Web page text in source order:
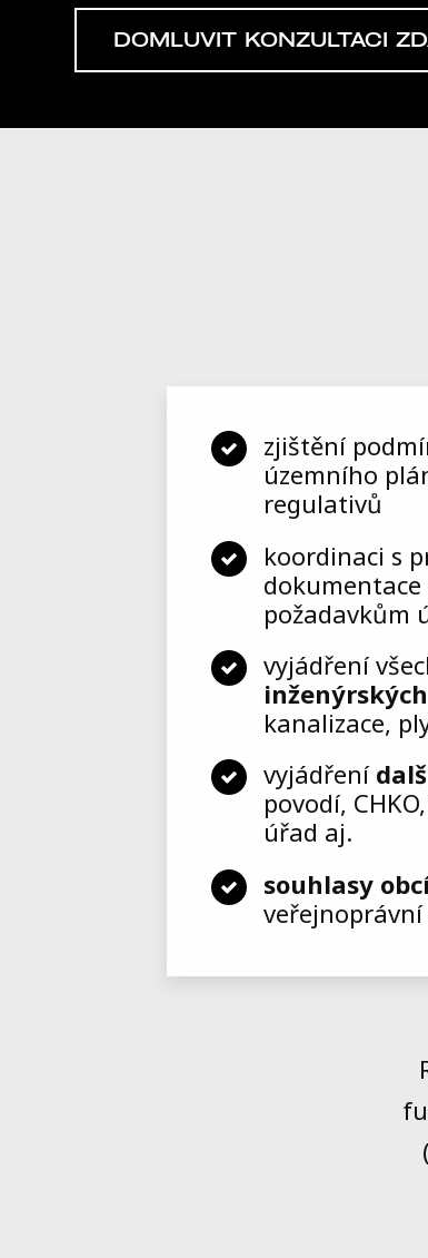
DOMLUVIT KONZULTACI
zjištění
územního
regulativů
koordinaci s
požadavkům
vyjádření
kanalizace,
vyjádření
povodí,
úřad aj.
souhlasy